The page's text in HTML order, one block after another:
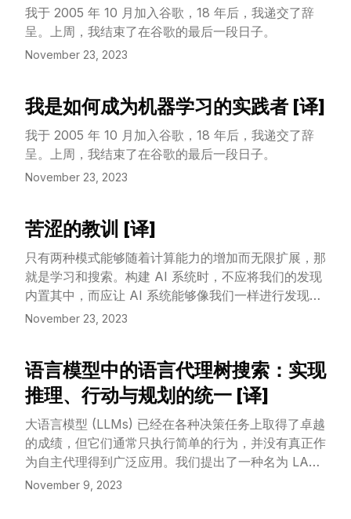
我于 2005 年 10 月加入谷歌，18 年后，我递交了辞
呈。上周，我结束了在谷歌的最后一段日子。
November 23, 2023
我是如何成为机器学习的实践者 [译]
我于 2005 年 10 月加入谷歌，18 年后，我递交了辞
呈。上周，我结束了在谷歌的最后一段日子。
November 23, 2023
View Article
苦涩的教训 [译]
只有两种模式能够随着计算能力的增加而无限扩展，那
就是学习和搜索。构建 AI 系统时，不应将我们的发现
内置其中，而应让 AI 系统能够像我们一样进行发现。
这是 AI 领域仍需学习并克服的重要教训。
November 23, 2023
View Article
语言模型中的语言代理树搜索：实现
推理、行动与规划的统一 [译]
大语言模型 (LLMs) 已经在各种决策任务上取得了卓越
的成绩，但它们通常只执行简单的行为，并没有真正作
为自主代理得到广泛应用。我们提出了一种名为 LATS
(语言代理树搜索) 的新框架，它将 LLMs 在规划、行
November 9, 2023
View Article